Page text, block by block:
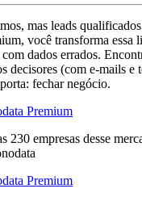
mas leads
você transforma essa
dados errados.
decisores (com e-mails e
fechar negócio.
Premium
230 empresas desse
Premium